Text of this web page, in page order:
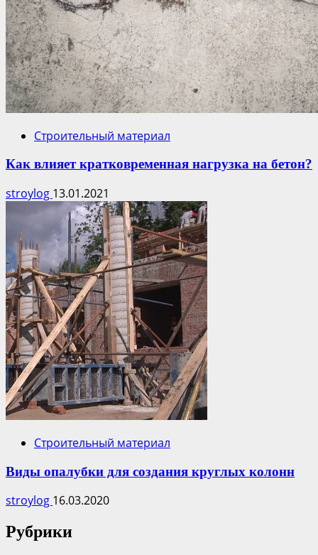
Строительный материал
Как влияет кратковременная нагрузка на бетон?
stroylog 13.01.2021
Строительный материал
Виды опалубки для создания круглых колонн
stroylog 16.03.2020
Рубрики